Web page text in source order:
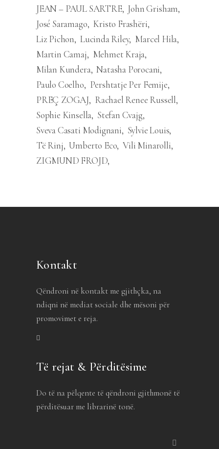
JEAN – PAUL SARTRE John Grisham
José Saramago Kristo Frashëri
Liz Pichon Lucinda Riley Marcel Hila
Martin Camaj
Mehmet Kraja
Milan Kundera Natasha Porocani
Paulo Coelho
Pershtatje Per Femije
PREÇ ZOGAJ
Rachael Renee Russell
Sophie Kinsella Stefan Cvajg
Sveva Casati Modignani
Sylvie Louis
Të Rinj Umberto Eco Vili Minarolli
ZIGMUND FROJD
Kontakt
Qëndroni në kontakt me gjithçka, na
ndiqni në mediat sociale dhe mësoni për
promovimet e reja.
Të rejat & Përditësime
Do të na pëlqente të qëndroni gjithmonë të
përditësuar me librarinë tonë.